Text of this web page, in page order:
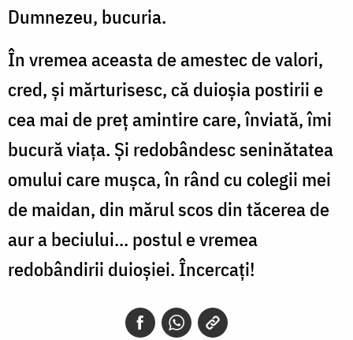
Dumnezeu, bucuria.
În vremea aceasta de amestec de valori,
cred, și mărturisesc, că duioșia postirii e
cea mai de preț amintire care, înviată, îmi
bucură viața. Și redobândesc seninătatea
omului care mușca, în rând cu colegii mei
de maidan, din mărul scos din tăcerea de
aur a beciului... postul e vremea
redobândirii duioșiei. Încercați!